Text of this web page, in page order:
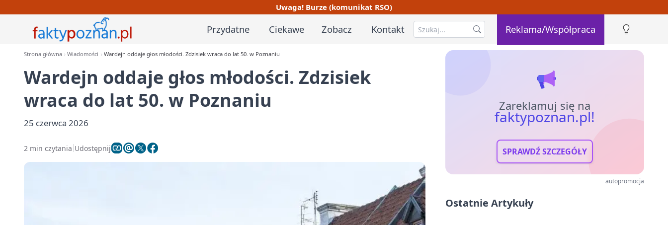
Uwaga! Burze (komunikat RSO)
Przydatne Ciekawe Zobacz Kontakt Reklama/Współpraca
Strona główna Wiadomości Wardejn oddaje głos młodości. Zdzisiek wraca do lat 50. w Poznaniu
Wardejn oddaje głos młodości. Zdzisiek
wraca do lat 50. w Poznaniu
25 czerwca 2026
2 min czytania Udostępnij
Zareklamuj się na
faktypoznan.pl!
SPRAWDŹ SZCZEGÓŁY
autopromocja
Ostatnie Artykuły